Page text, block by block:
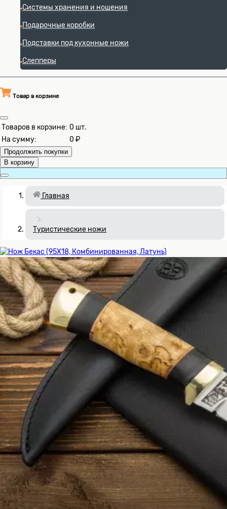
Системы хранения и ношения
Подарочные коробки
Подставки под кухонные ножи
Слепперы
Товар в корзине
Товаров в корзине: 0 шт.
На сумму:
0 ₽
Продолжить покупки
В корзину
Главная
Туристические ножи